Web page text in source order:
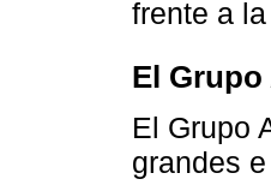
frente a
El Grupo
El Grupo
grandes